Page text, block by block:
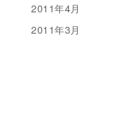
2011年4月
2011年3月